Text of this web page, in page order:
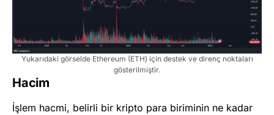
Yukarıdaki görselde Ethereum (ETH) için destek ve direnç noktaları
gösterilmiştir.
Hacim
İşlem hacmi, belirli bir kripto para biriminin ne kadar